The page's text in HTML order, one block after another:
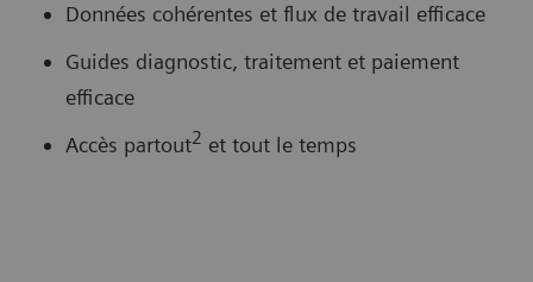
Données cohérentes et flux de travail efficace
Guides diagnostic, traitement et paiement
efficace
Accès partout2 et tout le temps